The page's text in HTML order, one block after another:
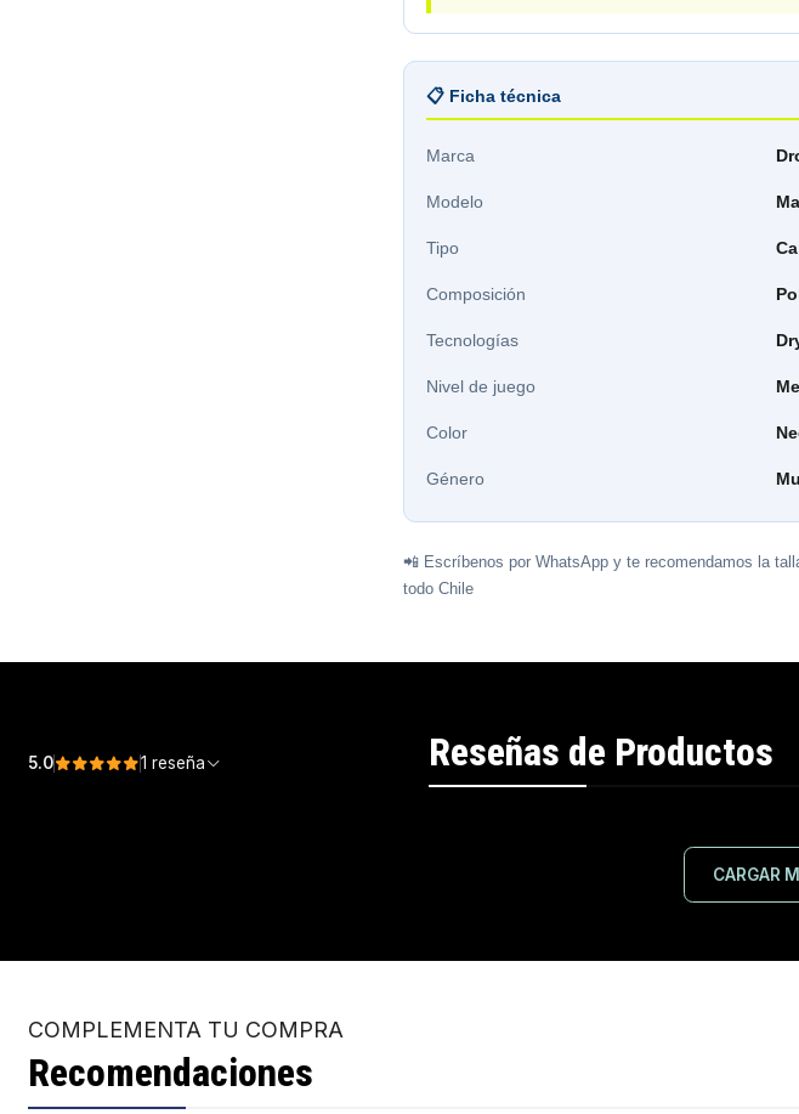
📋 Ficha técnica
Marca
Modelo
Tipo
Composición
Tecnologías
Nivel de juego
Color
Género
📲 Escríbenos por WhatsApp y te recomendamos la
todo Chile
Reseñas de Productos
5.0 1 reseña
CARGAR
COMPLEMENTA TU COMPRA
Recomendaciones